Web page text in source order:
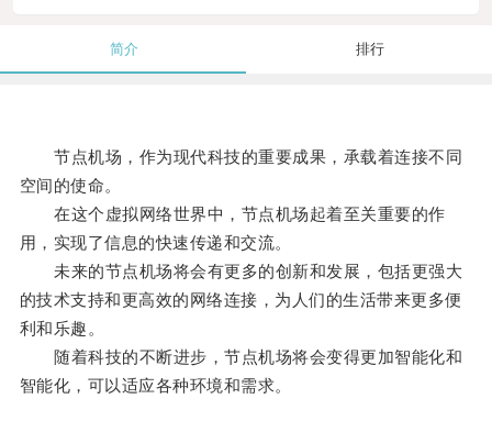
简介 排行
节点机场，作为现代科技的重要成果，承载着连接不同
空间的使命。
在这个虚拟网络世界中，节点机场起着至关重要的作
用，实现了信息的快速传递和交流。
未来的节点机场将会有更多的创新和发展，包括更强大
的技术支持和更高效的网络连接，为人们的生活带来更多便
利和乐趣。
随着科技的不断进步，节点机场将会变得更加智能化和
智能化，可以适应各种环境和需求。